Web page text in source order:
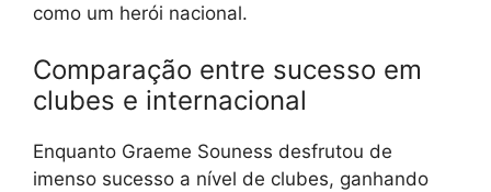
como um herói nacional.
Comparação entre sucesso em
clubes e internacional
Enquanto Graeme Souness desfrutou de
imenso sucesso a nível de clubes, ganhando